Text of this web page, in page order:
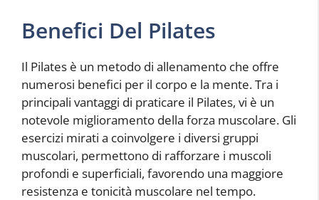
Benefici Del Pilates
Il Pilates è un metodo di allenamento che offre
numerosi benefici per il corpo e la mente. Tra i
principali vantaggi di praticare il Pilates, vi è un
notevole miglioramento della forza muscolare. Gli
esercizi mirati a coinvolgere i diversi gruppi
muscolari, permettono di rafforzare i muscoli
profondi e superficiali, favorendo una maggiore
resistenza e tonicità muscolare nel tempo.